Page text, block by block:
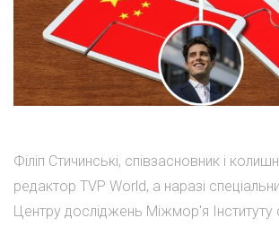
Філіп Стичинські, співзасновник і
редактор TVP World, а наразі
Центру досліджень Міжмор'я Інституту